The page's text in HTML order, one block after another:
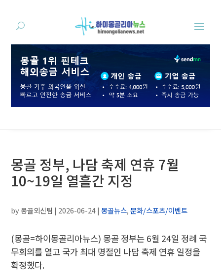
몽골 정부, 나담 축제 연휴 7월
10~19일 열흘간 지정
by몽골외신팀 | 2026-06-24|몽골뉴스,문화/스포츠/이벤트
(몽골=하이몽골리아뉴스) 몽골 정부는 6월 24일 정례 국
무회의를 열고 국가 최대 명절인 나담 축제 연휴 일정을
확정했다.